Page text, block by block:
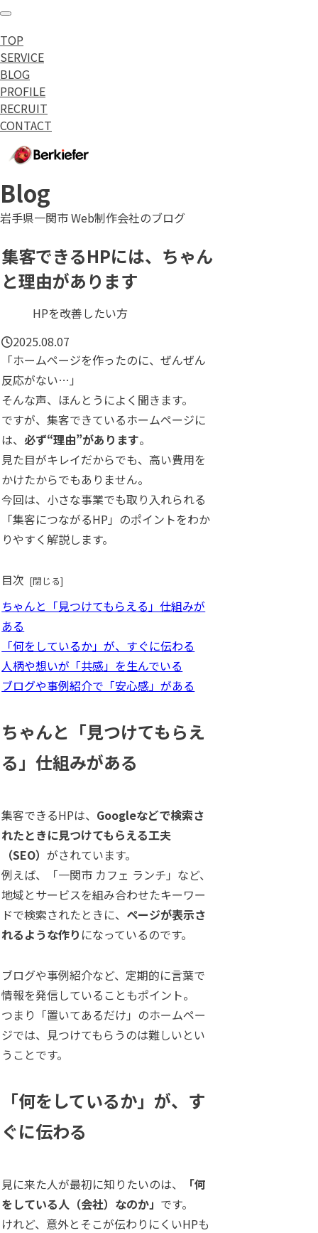
toggle navigation
TOP
SERVICE
BLOG
PROFILE
RECRUIT
CONTACT
Blog
岩手県一関市 Web制作会社のブログ
集客できるHPには、ちゃん
と理由があります
HPを改善したい方
2025.08.07
「ホームページを作ったのに、ぜんぜん
反応がない…」
そんな声、ほんとうによく聞きます。
ですが、集客できているホームページに
は、 必ず“理由”があります。
見た目がキレイだからでも、高い費用を
かけたからでもありません。
今回は、小さな事業でも取り入れられる
「集客につながるHP」のポイントをわか
りやすく解説します。
目次
ちゃんと「見つけてもらえる」仕組みが
ある
「何をしているか」が、すぐに伝わる
人柄や想いが「共感」を生んでいる
ブログや事例紹介で「安心感」がある
ちゃんと「見つけてもらえ
る」仕組みがある
集客できるHPは、 Googleなどで検索さ
れたときに見つけてもらえる工夫
（SEO）がされています。
例えば、「一関市 カフェ ランチ」など、
地域とサービスを組み合わせたキーワー
ドで検索されたときに、 ページが表示さ
れるような作り になっているのです。
ブログや事例紹介など、定期的に言葉で
情報を発信していることもポイント。
つまり「置いてあるだけ」のホームペー
ジでは、見つけてもらうのは難しいとい
うことです。
「何をしているか」が、す
ぐに伝わる
見に来た人が最初に知りたいのは、
「何
をしている人（会社）なのか」 です。
けれど、意外とそこが伝わりにくいHPも